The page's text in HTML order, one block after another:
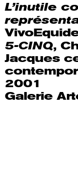
L’inutile
5-CINQ,
Jacques
2001
Galerie